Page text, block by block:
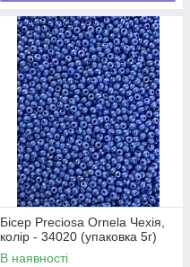
Бісер Preciosa Ornela Чехія,
колір - 34020 (упаковка 5г)
В наявності